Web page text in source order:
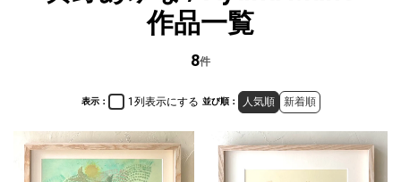
作品一覧
8件
表示： 1列表示にする 並び順： 人気順 新着順